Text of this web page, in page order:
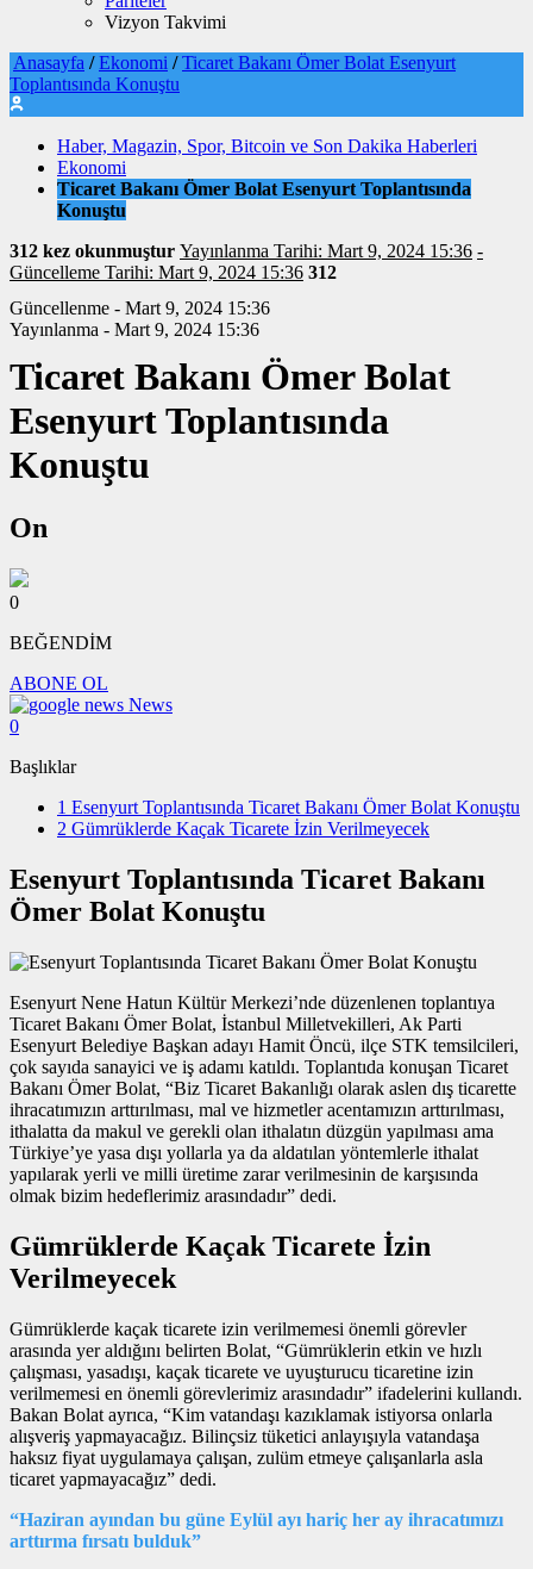
Vizyon Takvimi
Anasayfa / Ekonomi / Ticaret Bakanı Ömer Bolat Esenyurt
Toplantısında Konuştu
Haber, Magazin, Spor, Bitcoin ve Son Dakika Haberleri
Ekonomi
Ticaret Bakanı Ömer Bolat Esenyurt Toplantısında
Konuştu
312 kez okunmuştur Yayınlanma Tarihi: Mart 9, 2024 15:36 -
Güncelleme Tarihi: Mart 9, 2024 15:36 312
Güncellenme - Mart 9, 2024 15:36
Yayınlanma - Mart 9, 2024 15:36
Ticaret Bakanı Ömer Bolat
Esenyurt Toplantısında
Konuştu
On
0
BEĞENDİM
ABONE OL
News
0
Başlıklar
1 Esenyurt Toplantısında Ticaret Bakanı Ömer Bolat Konuştu
2 Gümrüklerde Kaçak Ticarete İzin Verilmeyecek
Esenyurt Toplantısında Ticaret Bakanı
Ömer Bolat Konuştu
Esenyurt Nene Hatun Kültür Merkezi’nde düzenlenen toplantıya
Ticaret Bakanı Ömer Bolat, İstanbul Milletvekilleri, Ak Parti
Esenyurt Belediye Başkan adayı Hamit Öncü, ilçe STK temsilcileri,
çok sayıda sanayici ve iş adamı katıldı. Toplantıda konuşan Ticaret
Bakanı Ömer Bolat, “Biz Ticaret Bakanlığı olarak aslen dış ticarette
ihracatımızın arttırılması, mal ve hizmetler acentamızın arttırılması,
ithalatta da makul ve gerekli olan ithalatın düzgün yapılması ama
Türkiye’ye yasa dışı yollarla ya da aldatılan yöntemlerle ithalat
yapılarak yerli ve milli üretime zarar verilmesinin de karşısında
olmak bizim hedeflerimiz arasındadır” dedi.
Gümrüklerde Kaçak Ticarete İzin
Verilmeyecek
Gümrüklerde kaçak ticarete izin verilmemesi önemli görevler
arasında yer aldığını belirten Bolat, “Gümrüklerin etkin ve hızlı
çalışması, yasadışı, kaçak ticarete ve uyuşturucu ticaretine izin
verilmemesi en önemli görevlerimiz arasındadır” ifadelerini kullandı.
Bakan Bolat ayrıca, “Kim vatandaşı kazıklamak istiyorsa onlarla
alışveriş yapmayacağız. Bilinçsiz tüketici anlayışıyla vatandaşa
haksız fiyat uygulamaya çalışan, zulüm etmeye çalışanlarla asla
ticaret yapmayacağız” dedi.
“Haziran ayından bu güne Eylül ayı hariç her ay ihracatımızı
arttırma fırsatı bulduk”